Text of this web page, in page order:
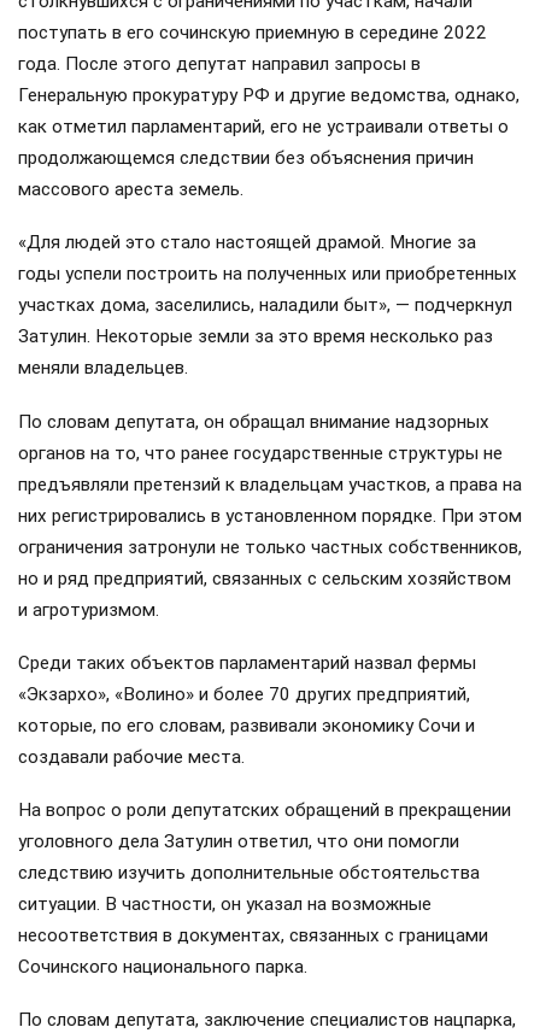
поступать в его сочинскую приемную в середине 2022
года. После этого депутат направил запросы в
Генеральную прокуратуру РФ и другие ведомства, однако,
как отметил парламентарий, его не устраивали ответы о
продолжающемся следствии без объяснения причин
массового ареста земель.
«Для людей это стало настоящей драмой. Многие за
годы успели построить на полученных или приобретенных
участках дома, заселились, наладили быт», — подчеркнул
Затулин. Некоторые земли за это время несколько раз
меняли владельцев.
По словам депутата, он обращал внимание надзорных
органов на то, что ранее государственные структуры не
предъявляли претензий к владельцам участков, а права на
них регистрировались в установленном порядке. При этом
ограничения затронули не только частных собственников,
но и ряд предприятий, связанных с сельским хозяйством
и агротуризмом.
Среди таких объектов парламентарий назвал фермы
«Экзархо», «Волино» и более 70 других предприятий,
которые, по его словам, развивали экономику Сочи и
создавали рабочие места.
На вопрос о роли депутатских обращений в прекращении
уголовного дела Затулин ответил, что они помогли
следствию изучить дополнительные обстоятельства
ситуации. В частности, он указал на возможные
несоответствия в документах, связанных с границами
Сочинского национального парка.
По словам депутата, заключение специалистов нацпарка,